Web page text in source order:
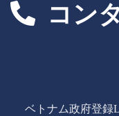
コン
ベトナム政府登録